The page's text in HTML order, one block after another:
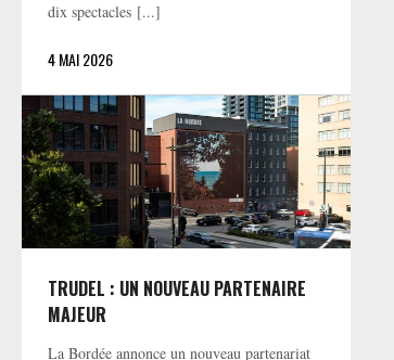
dix spectacles [...]
4 MAI 2026
TRUDEL : UN NOUVEAU PARTENAIRE
MAJEUR
La Bordée annonce un nouveau partenariat